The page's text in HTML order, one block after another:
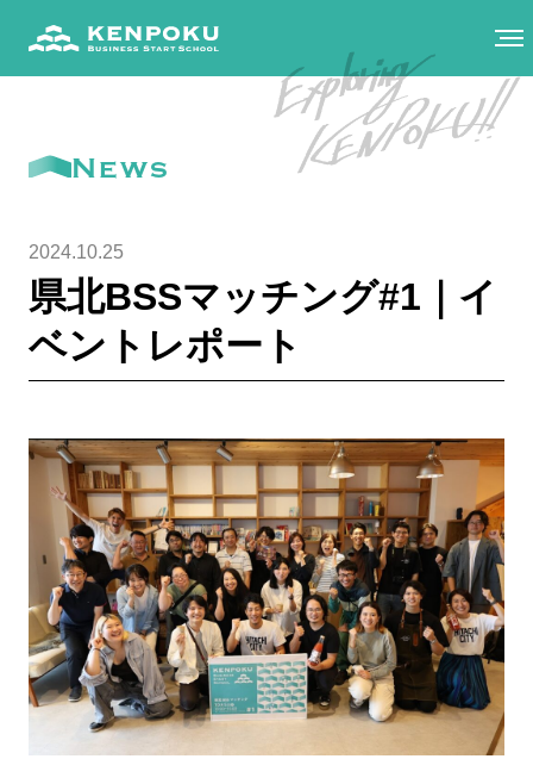
News
2024.10.25
県北BSSマッチング#1｜イ
ベントレポート